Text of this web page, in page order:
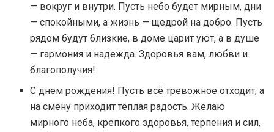
— вокруг и внутри. Пусть небо будет мирным, дни
— спокойными, а жизнь — щедрой на добро. Пусть
рядом будут близкие, в доме царит уют, а в душе
— гармония и надежда. Здоровья вам, любви и
благополучия!
С днем рождения! Пусть всё тревожное отходит, а
на смену приходит тёплая радость. Желаю
мирного неба, крепкого здоровья, терпения и сил,